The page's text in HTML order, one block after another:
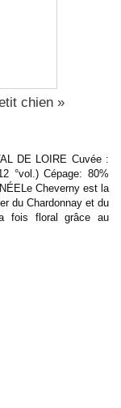
chien »
DE LOIRE Cuvée :
°vol.) Cépage: 80%
Cheverny est la
du Chardonnay et du
fois floral grâce au